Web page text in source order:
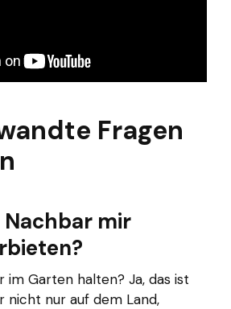
Fragen
Nachbar mir
im Garten halten? Ja, das ist
nicht nur auf dem Land,